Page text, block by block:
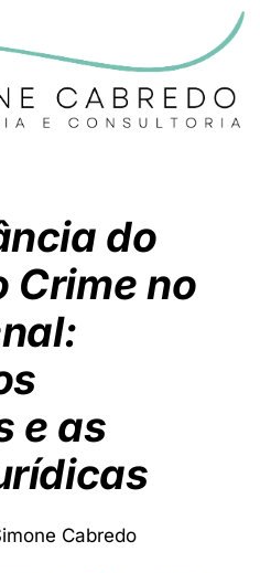
do
Crime no
e as
Cabredo